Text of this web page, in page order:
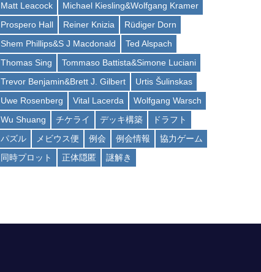
Matt Leacock
Michael Kiesling&Wolfgang Kramer
Prospero Hall
Reiner Knizia
Rüdiger Dorn
Shem Phillips&S J Macdonald
Ted Alspach
Thomas Sing
Tommaso Battista&Simone Luciani
Trevor Benjamin&Brett J. Gilbert
Urtis Šulinskas
Uwe Rosenberg
Vital Lacerda
Wolfgang Warsch
Wu Shuang
チケライ デッキ構築
ドラフト
パズル
メビウス便 例会 例会情報
協力ゲーム
同時プロット
正体隠匿 謎解き